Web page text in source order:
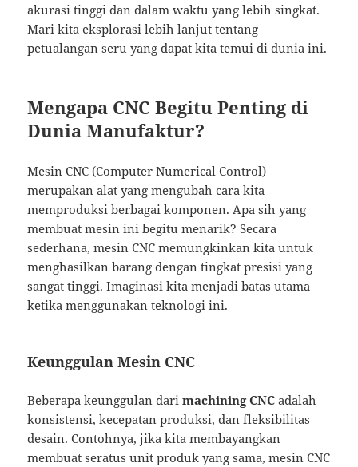
akurasi tinggi dan dalam waktu yang lebih singkat.
Mari kita eksplorasi lebih lanjut tentang
petualangan seru yang dapat kita temui di dunia ini.
Mengapa CNC Begitu Penting di
Dunia Manufaktur?
Mesin CNC (Computer Numerical Control)
merupakan alat yang mengubah cara kita
memproduksi berbagai komponen. Apa sih yang
membuat mesin ini begitu menarik? Secara
sederhana, mesin CNC memungkinkan kita untuk
menghasilkan barang dengan tingkat presisi yang
sangat tinggi. Imaginasi kita menjadi batas utama
ketika menggunakan teknologi ini.
Keunggulan Mesin CNC
Beberapa keunggulan darimachining CNC adalah
konsistensi, kecepatan produksi, dan fleksibilitas
desain. Contohnya, jika kita membayangkan
membuat seratus unit produk yang sama, mesin CNC